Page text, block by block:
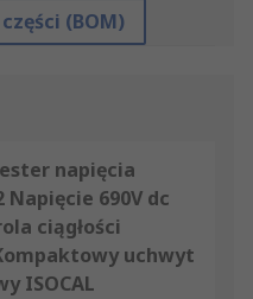
(BOM)
napięcia
Napięcie 690V dc
ciągłości
uchwyt
ISOCAL